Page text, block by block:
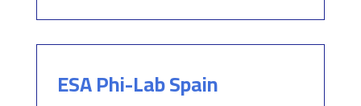
ESA Phi-Lab Spain